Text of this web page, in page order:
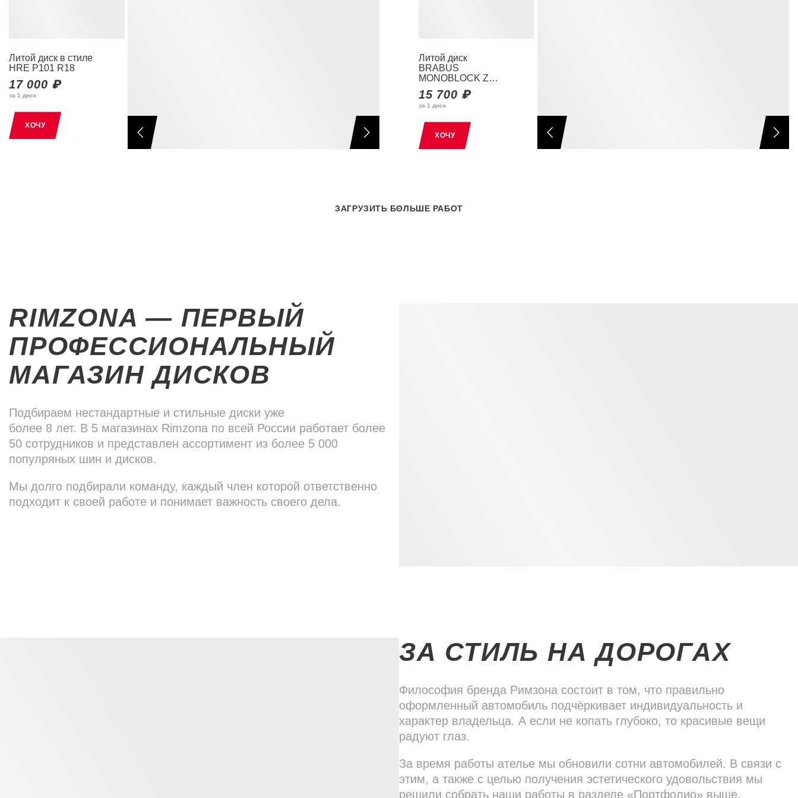
Литой диск в стиле
HRE P101 R18
17 000 ₽
за 1 диск
ХОЧУ
Литой диск
BRABUS
MONOBLOCK Z
R18
15 700 ₽
за 1 диск
ХОЧУ
ЗАГРУЗИТЬ БОЛЬШЕ РАБОТ
RIMZONA — ПЕРВЫЙ
ПРОФЕССИОНАЛЬНЫЙ
МАГАЗИН ДИСКОВ
Подбираем нестандартные и стильные диски уже
более 8 лет. В 5 магазинах Rimzona по всей России работает более
50 сотрудников и представлен ассортимент из более 5 000
популряных шин и дисков.
Мы долго подбирали команду, каждый член которой ответственно
подходит к своей работе и понимает важность своего дела.
ЗА СТИЛЬ НА ДОРОГАХ
Философия бренда Римзона состоит в том, что правильно
оформленный автомобиль подчёркивает индивидуальность и
характер владельца. А если не копать глубоко, то красивые вещи
радуют глаз.
За время работы ателье мы обновили сотни автомобилей. В связи с
этим, а также с целью получения эстетического удовольствия мы
решили собрать наши работы в разделе «Портфолио» выше.